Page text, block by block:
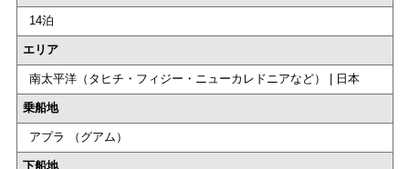
14泊
エリア
南太平洋（タヒチ・フィジー・ニューカレドニアなど） | 日本
乗船地
アプラ （グアム）
下船地